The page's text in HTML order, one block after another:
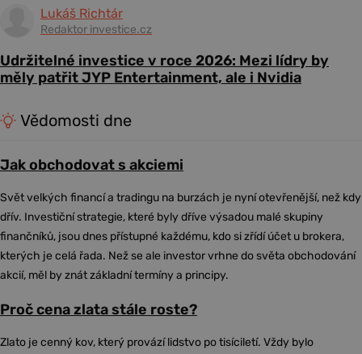
Lukáš Richtár
Redaktor investice.cz
Udržitelné investice v roce 2026: Mezi lídry by
měly patřit JYP Entertainment, ale i Nvidia
Vědomosti dne
Jak obchodovat s akciemi
Svět velkých financí a tradingu na burzách je nyní otevřenější, než kdy
dřív. Investiční strategie, které byly dříve výsadou malé skupiny
finančníků, jsou dnes přístupné každému, kdo si zřídí účet u brokera,
kterých je celá řada. Než se ale investor vrhne do světa obchodování
akcií, měl by znát základní termíny a principy.
Proč cena zlata stále roste?
Zlato je cenný kov, který provází lidstvo po tisíciletí. Vždy bylo